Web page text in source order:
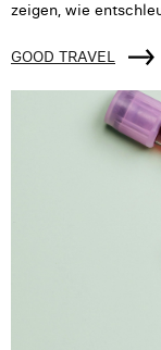
zeigen, wie
GOOD TRAVEL